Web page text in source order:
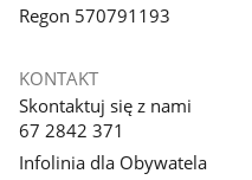
Regon 570791193
KONTAKT
Skontaktuj się z nami
67 2842 371
Infolinia dla Obywatela